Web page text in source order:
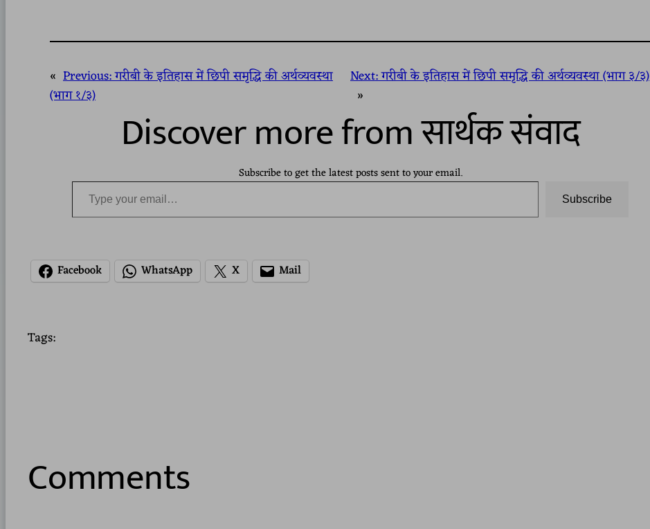
« Previous:गरीबी के इतिहास में छिपी समृद्धि की अर्थव्यवस्था
(भाग १/३)
Next:गरीबी के इतिहास में छिपी समृद्धि की अर्थव्यवस्था (भाग ३/३)
»
Discover more from सार्थक संवाद
Subscribe to get the latest posts sent to your email.
Type your email…
Subscribe
Facebook WhatsApp X Mail
Tags:
Comments